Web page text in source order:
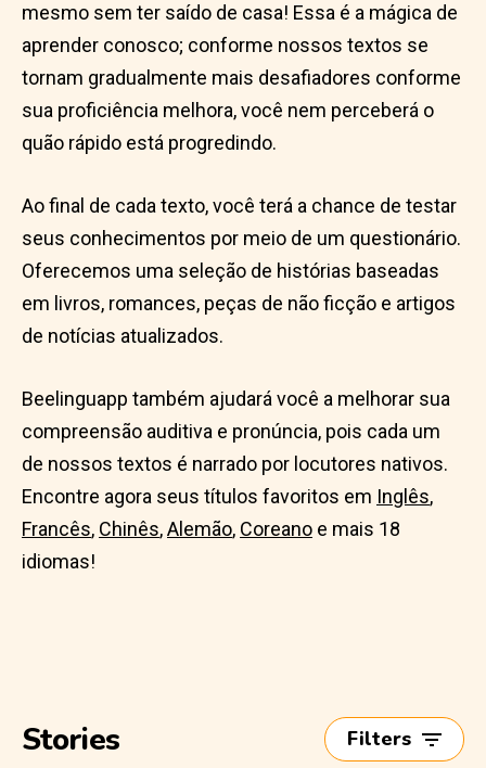
mesmo sem ter saído de casa! Essa é a mágica de
aprender conosco; conforme nossos textos se
tornam gradualmente mais desafiadores conforme
sua proficiência melhora, você nem perceberá o
quão rápido está progredindo.
Ao final de cada texto, você terá a chance de testar
seus conhecimentos por meio de um questionário.
Oferecemos uma seleção de histórias baseadas
em livros, romances, peças de não ficção e artigos
de notícias atualizados.
Beelinguapp também ajudará você a melhorar sua
compreensão auditiva e pronúncia, pois cada um
de nossos textos é narrado por locutores nativos.
Encontre agora seus títulos favoritos em Inglês,
Francês, Chinês,Alemão, Coreano e mais 18
idiomas!
Stories Filters